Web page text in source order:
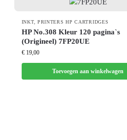
INKT, PRINTERS HP CARTRIDGES
HP No.308 Kleur 120 pagina`s
(Origineel) 7FP20UE
€19,00
Toevoegen aan winkelwagen